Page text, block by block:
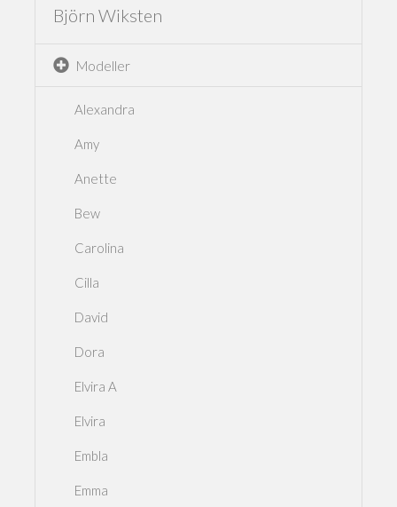
Björn Wiksten
Modeller
Alexandra
Amy
Anette
Bew
Carolina
Cilla
David
Dora
Elvira A
Elvira
Embla
Emma